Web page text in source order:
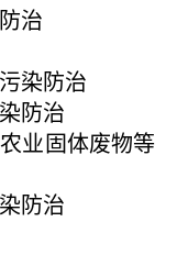
治
染防治
防治
业固体废物等
防治